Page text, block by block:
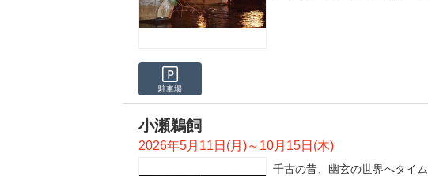
駐車場
小瀬鵜飼
2026年5月11日(月)～10月15日(木)
千古の昔、幽玄の世界へタイム